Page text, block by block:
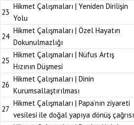
23
Hikmet Çalışmaları | Yeniden Dirilişin
Yolu
24
Hikmet Çalışmaları | Özel Hayatın
Dokunulmazlığı
25
Hikmet Çalışmaları | Nüfus Artış
Hızının Düşmesi
26
Hikmet Çalışmaları | Dinin
Kurumsallaştırılması
27
Hikmet Çalışmaları | Papa’nın ziyareti
vesilesi ile doğal yapıya dönüş çağrısı